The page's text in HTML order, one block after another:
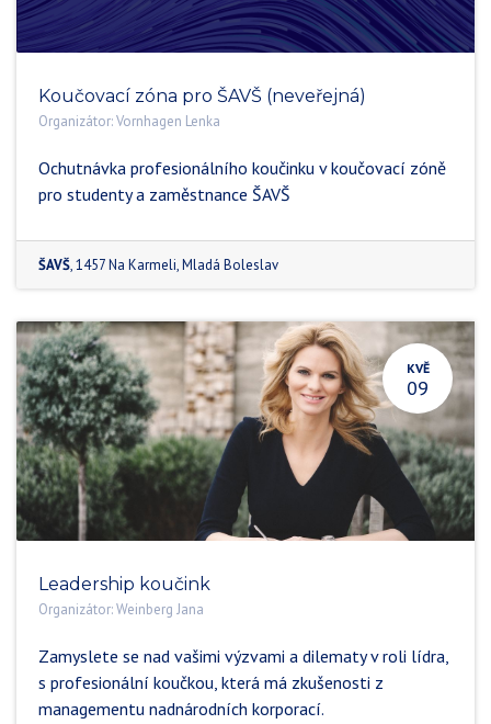
Koučovací zóna pro ŠAVŠ (neveřejná)
Organizátor:Vornhagen Lenka
Ochutnávka profesionálního koučinku v koučovací zóně
pro studenty a zaměstnance ŠAVŠ
ŠAVŠ,1457 Na Karmeli,Mladá Boleslav
KVĚ
09
Leadership koučink
Organizátor:Weinberg Jana
Zamyslete se nad vašimi výzvami a dilematy v roli lídra,
s profesionální koučkou, která má zkušenosti z
managementu nadnárodních korporací.